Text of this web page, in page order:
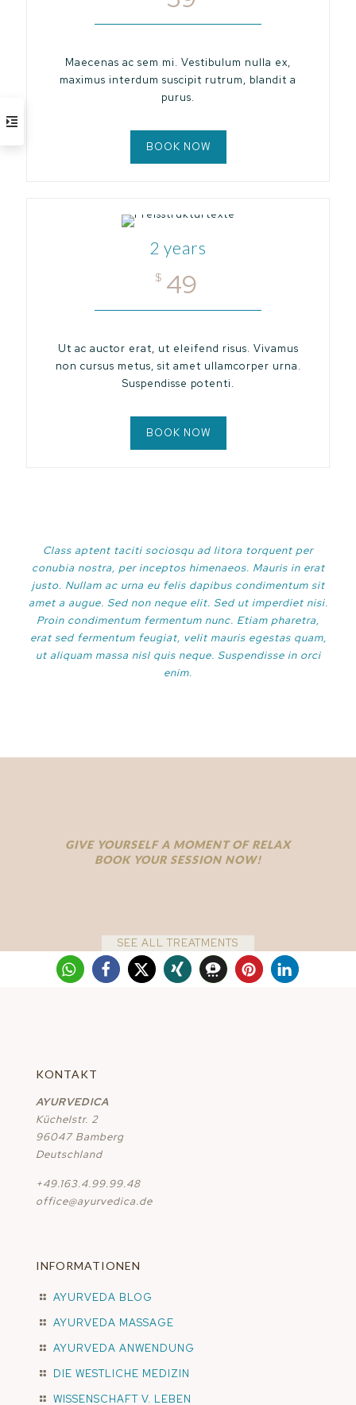
Maecenas ac sem mi. Vestibulum nulla ex,
maximus interdum suscipit rutrum, blandit a
purus.
BOOK NOW
2 years
$ 49
Ut ac auctor erat, ut eleifend risus. Vivamus
non cursus metus, sit amet ullamcorper urna.
Suspendisse potenti.
BOOK NOW
Class aptent taciti sociosqu ad litora torquent per
conubia nostra, per inceptos himenaeos. Mauris in erat
justo. Nullam ac urna eu felis dapibus condimentum sit
amet a augue. Sed non neque elit. Sed ut imperdiet nisi.
Proin condimentum fermentum nunc. Etiam pharetra,
erat sed fermentum feugiat, velit mauris egestas quam,
ut aliquam massa nisl quis neque. Suspendisse in orci
enim.
GIVE YOURSELF A MOMENT OF RELAX
BOOK YOUR SESSION NOW!
SEE ALL TREATMENTS
KONTAKT
AYURVEDICA
Küchelstr. 2
96047 Bamberg
Deutschland
+49.163.4.99.99.48
office@ayurvedica.de
INFORMATIONEN
AYURVEDA BLOG
AYURVEDA MASSAGE
AYURVEDA ANWENDUNG
DIE WESTLICHE MEDIZIN
WISSENSCHAFT V. LEBEN